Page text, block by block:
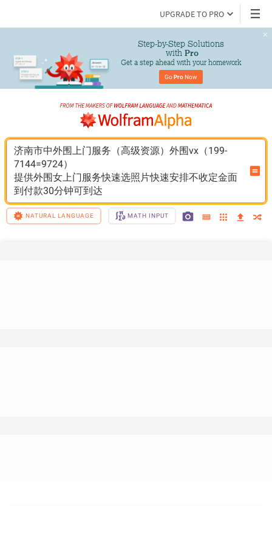
UPGRADE TO PRO
Step-by-Step Solutions
with Pro
Get a step ahead with your homework
Go Pro Now
济南市中外围上门服务（高级资源）外围vx（199-
7144=9724）
提供外围女上门服务快速选照片快速安排不收定金面
到付款30分钟可到达
NATURAL LANGUAGE MATH INPUT